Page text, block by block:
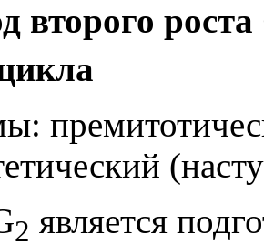
второго роста
2 является